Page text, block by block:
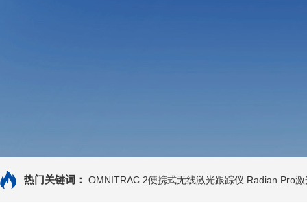
热门关键词： OMNITRAC 2便携式无线激光跟踪仪 Radian Pro